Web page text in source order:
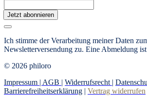
Jetzt abonnieren
Ich stimme der Verarbeitung meiner Daten
Newsletterversendung zu. Eine Abmeldung
© 2026 philoro
Impressum | AGB | Widerrufsrecht |
Barrierefreiheitserklärung | Vertrag widerrufen